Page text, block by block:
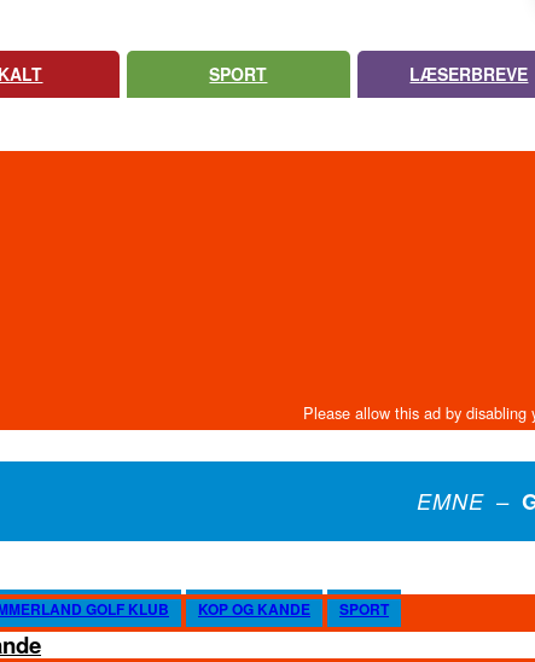
SPORT LÆSERBREVE
EMNE –
GOLF KLUB KOP OG KANDE SPORT